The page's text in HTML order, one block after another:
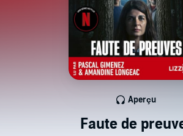
Faute de
Aperçu